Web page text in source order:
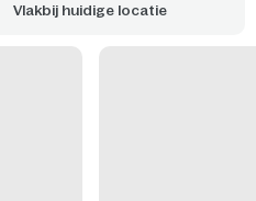
Vlakbij huidige locatie